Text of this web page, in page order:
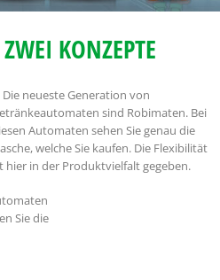
KONZEPTE
Die neueste Generation von
sind Robimaten. Bei
Automaten sehen Sie genau die
welche Sie kaufen. Die Flexibilität
hier in der Produktvielfalt gegeben.
Sie die